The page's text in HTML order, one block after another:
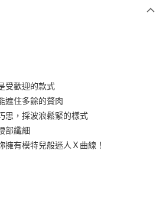
台灣大哥大用戶可立即使用無須另外申請。
欲分期的期數、繳款截止日，確認付款後即完
費用金額請依後續交易確認頁面所載為準。
往確認交易或遇審核未通過，訂單將自動取
「大哥付你分期」於每月結算日後寄送繳費提
」等通路繳費。
品之後才付款」的支付方式。 讓您購物簡單
需綁卡、不需儲值。
訊認證，即可結帳。
後，再付款。
流程】
認金額後，即可完成結帳。
內，點擊此簡訊中的連結，可透過四大超商／
進行付款，方視為交易完成。
含以上)免運費
以上)免運費
受歡迎的款式
遮住多餘的贅肉
思，採波浪鬆緊的樣式
部纖細
擁有模特兒般迷人Ｘ曲線！